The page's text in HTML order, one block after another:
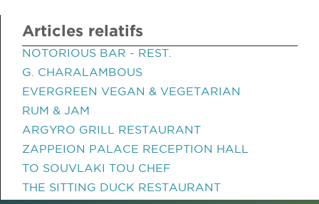
Articles relatifs
NOTORIOUS BAR - REST.
G. CHARALAMBOUS
EVERGREEN VEGAN & VEGETARIAN
RUM & JAM
ARGYRO GRILL RESTAURANT
ZAPPEION PALACE RECEPTION HALL
TO SOUVLAKI TOU CHEF
THE SITTING DUCK RESTAURANT